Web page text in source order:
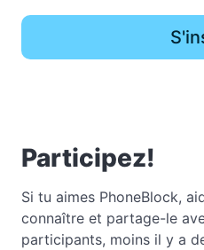
Participez!
Si tu aimes PhoneBlock,
connaître et partage-le
participants, moins il y a